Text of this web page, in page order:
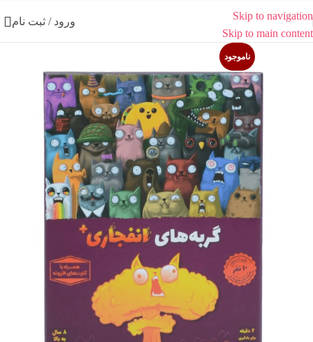
Skip to navigation
Skip to main content
ورود / ثبت نام
ناموجود